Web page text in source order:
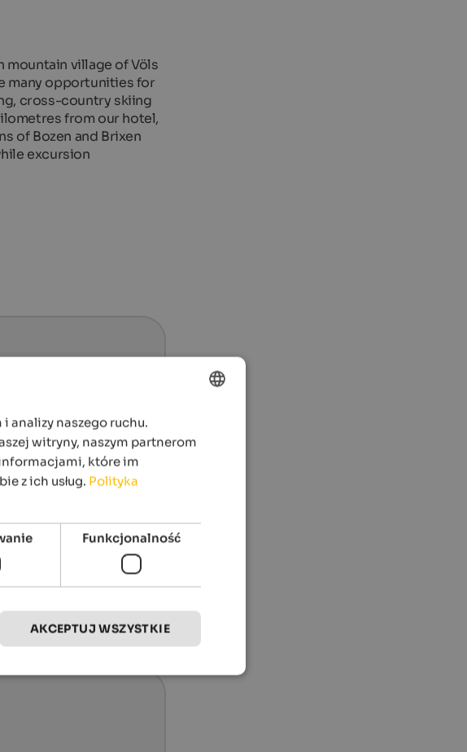
mountain village of Völs
many opportunities for
cross-country skiing
from our hotel,
of Bozen and Brixen
excursion
POLISH
analizy naszego ruchu.
witryny, naszym partnerom
które im
z ich usług. Polityka
Funkcjonalność
AKCEPTUJ WSZYSTKIE